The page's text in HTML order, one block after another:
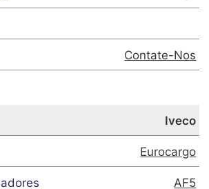
Contate-Nos
Iveco
Eurocargo
AF5